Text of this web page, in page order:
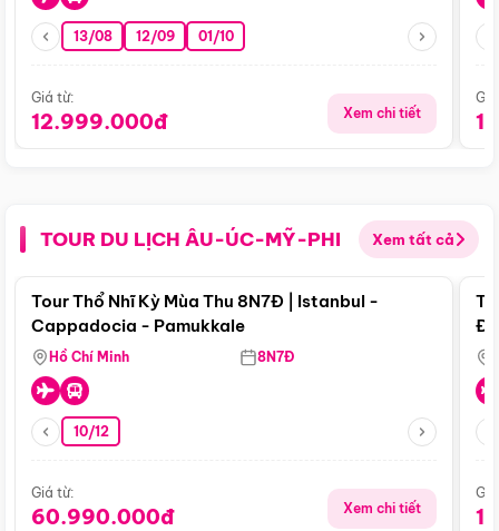
13/08 12/09 01/10
Giá từ:
12.999.000đ Xem chi tiết
TOUR DU LỊCH ÂU-ÚC-MỸ-PHI Xem tất cả
Điểm nổi bật
Tour Thổ Nhĩ Kỳ Mùa Thu 8N7Đ | Istanbul -
Cappadocia - Pamukkale
Hồ Chí Minh 8N7Đ
10/12
Giá từ:
60.990.000đ Xem chi tiết